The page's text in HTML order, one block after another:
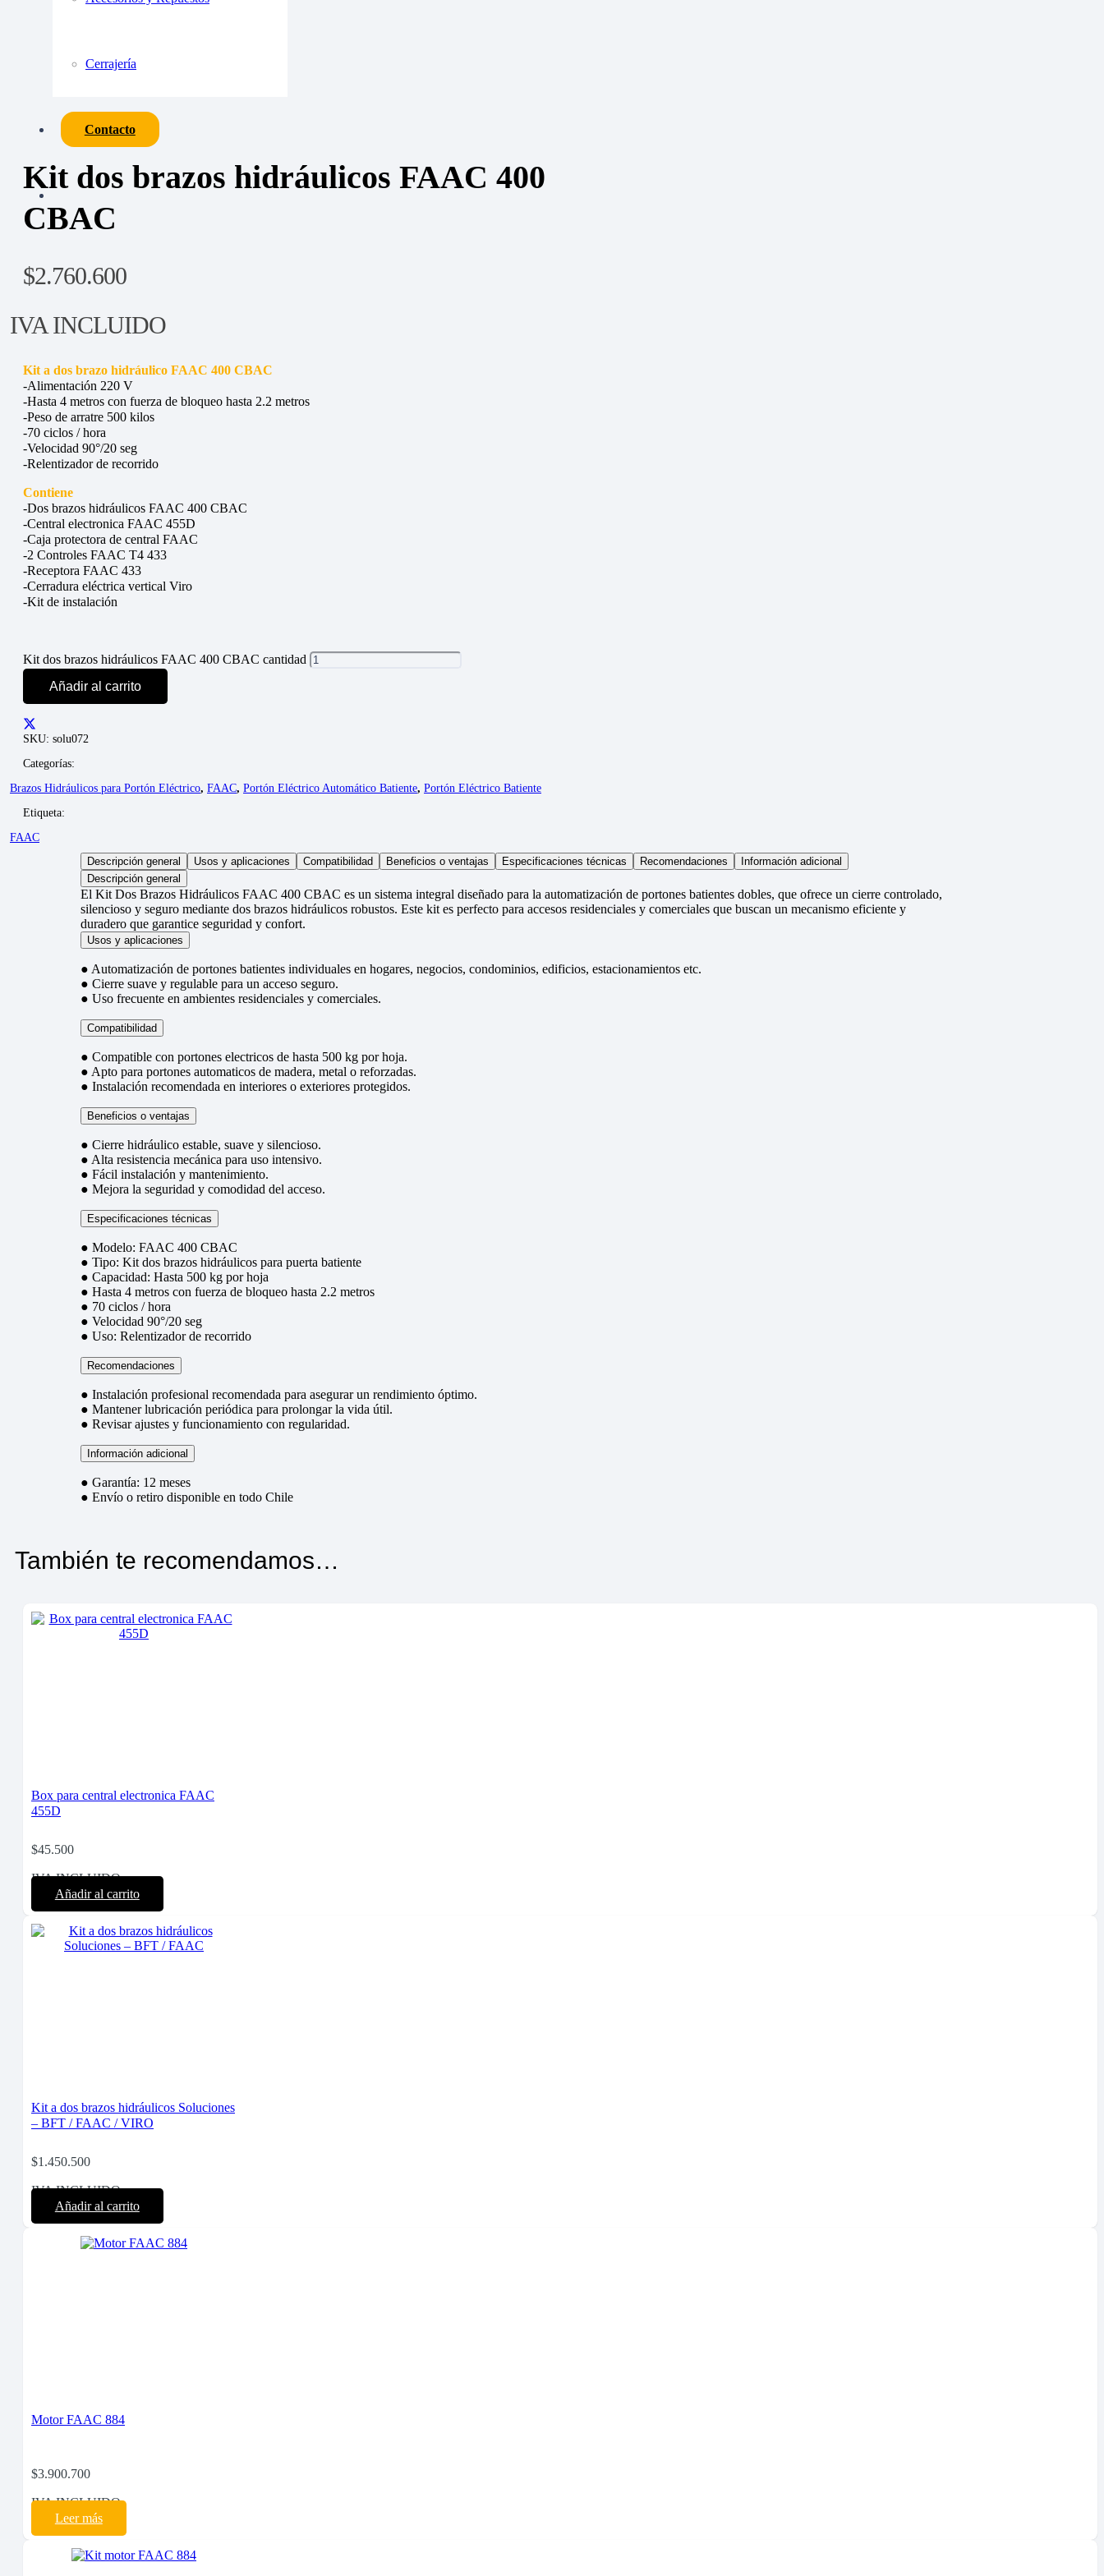
Cerrajería
Contacto
Kit dos brazos hidráulicos FAAC 400
CBAC
$2.760.600
IVA INCLUIDO
Kit a dos brazo hidráulico FAAC 400 CBAC
-Alimentación 220 V
-Hasta 4 metros con fuerza de bloqueo hasta 2.2 metros
-Peso de arratre 500 kilos
-70 ciclos / hora
-Velocidad 90°/20 seg
-Relentizador de recorrido
Contiene
-Dos brazos hidráulicos FAAC 400 CBAC
-Central electronica FAAC 455D
-Caja protectora de central FAAC
-2 Controles FAAC T4 433
-Receptora FAAC 433
-Cerradura eléctrica vertical Viro
-Kit de instalación
Kit dos brazos hidráulicos FAAC 400 CBAC cantidad
Añadir al carrito
SKU: solu072
Categorías:
Brazos Hidráulicos para Portón Eléctrico, FAAC, Portón Eléctrico Automático Batiente, Portón Eléctrico Batiente
Etiqueta:
FAAC
Descripción general
Usos y aplicaciones Compatibilidad Beneficios o ventajas Especificaciones técnicas Recomendaciones
Información adicional
Descripción general
El Kit Dos Brazos Hidráulicos FAAC 400 CBAC es un sistema integral diseñado para la automatización de portones batientes dobles, que ofrece un cierre controlado,
silencioso y seguro mediante dos brazos hidráulicos robustos. Este kit es perfecto para accesos residenciales y comerciales que buscan un mecanismo eficiente y
duradero que garantice seguridad y confort.
Usos y aplicaciones
● Automatización de portones batientes individuales en hogares, negocios, condominios, edificios, estacionamientos etc.
● Cierre suave y regulable para un acceso seguro.
● Uso frecuente en ambientes residenciales y comerciales.
Compatibilidad
● Compatible con portones electricos de hasta 500 kg por hoja.
● Apto para portones automaticos de madera, metal o reforzadas.
● Instalación recomendada en interiores o exteriores protegidos.
Beneficios o ventajas
● Cierre hidráulico estable, suave y silencioso.
● Alta resistencia mecánica para uso intensivo.
● Fácil instalación y mantenimiento.
● Mejora la seguridad y comodidad del acceso.
Especificaciones técnicas
● Modelo: FAAC 400 CBAC
● Tipo: Kit dos brazos hidráulicos para puerta batiente
● Capacidad: Hasta 500 kg por hoja
● Hasta 4 metros con fuerza de bloqueo hasta 2.2 metros
● 70 ciclos / hora
● Velocidad 90°/20 seg
● Uso: Relentizador de recorrido
Recomendaciones
● Instalación profesional recomendada para asegurar un rendimiento óptimo.
● Mantener lubricación periódica para prolongar la vida útil.
● Revisar ajustes y funcionamiento con regularidad.
Información adicional
● Garantía: 12 meses
● Envío o retiro disponible en todo Chile
También te recomendamos…
Box para central electronica FAAC
455D
$45.500
IVA INCLUIDO
Añadir al carrito
Kit a dos brazos hidráulicos Soluciones
– BFT / FAAC / VIRO
$1.450.500
IVA INCLUIDO
Añadir al carrito
Motor FAAC 884
$3.900.700
IVA INCLUIDO
Leer más